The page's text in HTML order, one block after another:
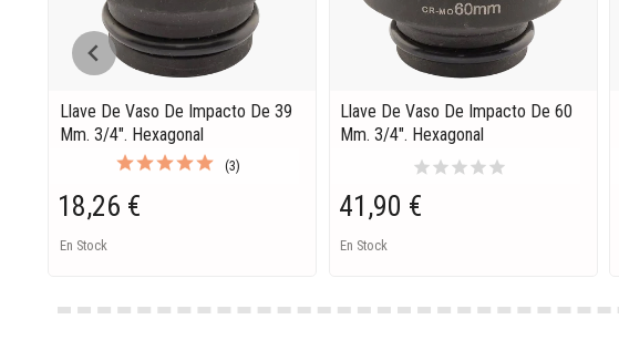
Llave De Vaso De Impacto De 39
Mm. 3/4". Hexagonal
(3)
18,26 €
En Stock
Llave De Vaso De Impacto De 60
Mm. 3/4". Hexagonal
starstarstarstarstar
41,90 €
En Stock